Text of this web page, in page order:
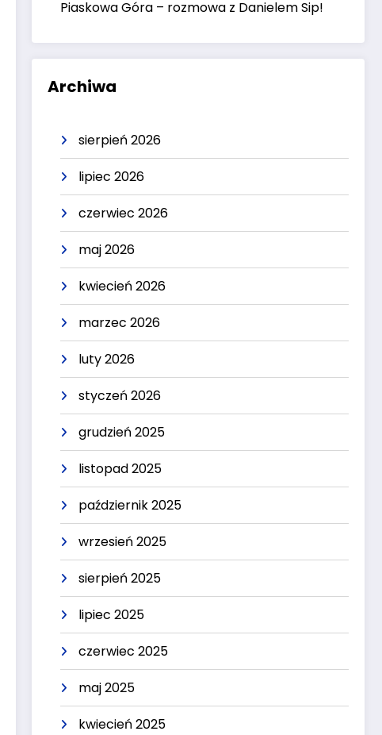
Piaskowa Góra – rozmowa z Danielem Sip!
Archiwa
sierpień 2026
lipiec 2026
czerwiec 2026
maj 2026
kwiecień 2026
marzec 2026
luty 2026
styczeń 2026
grudzień 2025
listopad 2025
październik 2025
wrzesień 2025
sierpień 2025
lipiec 2025
czerwiec 2025
maj 2025
kwiecień 2025